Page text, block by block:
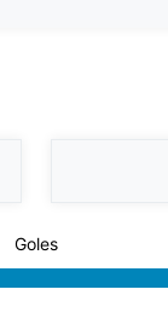
Goles